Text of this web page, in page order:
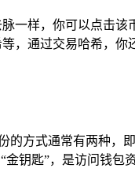
一样，你可以点击
通过交易哈希，
方式通常有两种，
钥匙”，是访问钱